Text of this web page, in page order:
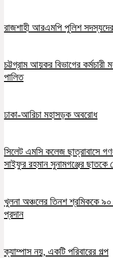
রাজশাহী আরএমপি পুলিশ সদস্যদের
চট্টগ্রাম আয়কর বিভাগের কর্মচারী
পালিত
ঢাকা-আরিচা মহাসড়ক অবরোধ
সিলেট এমসি কলেজ ছাত্রাবাসে
সাইফুর রহমান সুনামগঞ্জের ছাতকে
খুলনা অঞ্চলের তিনশ শ্রমিককে ৯০
প্রদান
ক্যাম্পাস নয়, একটি পরিবারের গল্প